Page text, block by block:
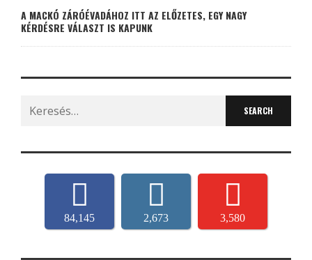
A MACKÓ ZÁRÓÉVADÁHOZ ITT AZ ELŐZETES, EGY NAGY
KÉRDÉSRE VÁLASZT IS KAPUNK
Search
for:
84,145 2,673 3,580